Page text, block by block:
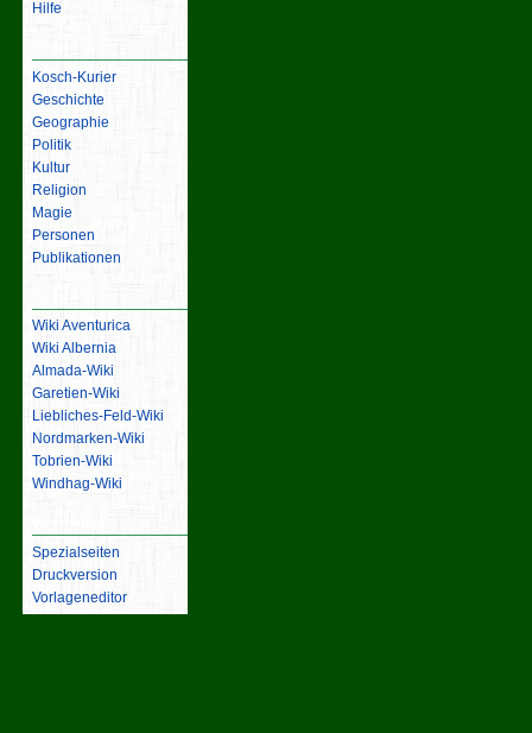
Hilfe
Kosch-Kurier
Geschichte
Geographie
Politik
Kultur
Religion
Magie
Personen
Publikationen
Wiki Aventurica
Wiki Albernia
Almada-Wiki
Garetien-Wiki
Liebliches-Feld-Wiki
Nordmarken-Wiki
Tobrien-Wiki
Windhag-Wiki
Spezialseiten
Druckversion
Vorlageneditor